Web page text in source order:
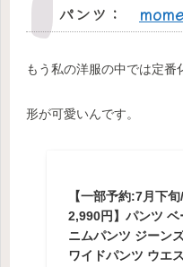
パンツ：
もう私の洋服の中では定番
形が可愛いんです。
【一部予約:7月下
2,990円】パンツ
ニムパンツ ジーン
ワイドパンツ ウエ